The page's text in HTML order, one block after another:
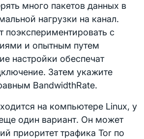
много пакетов данных в
нагрузки на канал.
поэкспериментировать с
и опытным путем
настройки обеспечат
Затем укажите
BandwidthRate.
на компьютере Linux, у
один вариант. Он может
приоритет трафика Tor по